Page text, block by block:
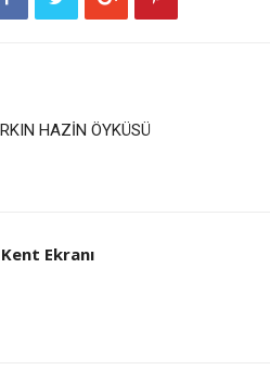
HAZİN ÖYKÜSÜ
Kent Ekranı